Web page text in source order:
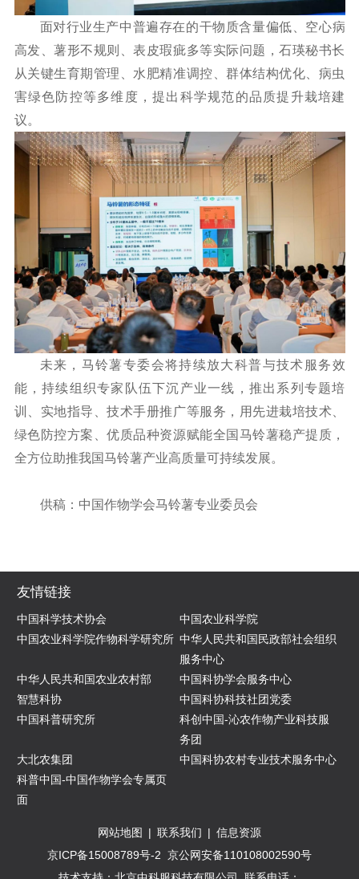
面对行业生产中普遍存在的干物质含量偏低、空心病
高发、薯形不规则、表皮瑕疵多等实际问题，石瑛秘书长
从关键生育期管理、水肥精准调控、群体结构优化、病虫
害绿色防控等多维度，提出科学规范的品质提升栽培建
议。
未来，马铃薯专委会将持续放大科普与技术服务效
能，持续组织专家队伍下沉产业一线，推出系列专题培
训、实地指导、技术手册推广等服务，用先进栽培技术、
绿色防控方案、优质品种资源赋能全国马铃薯稳产提质，
全方位助推我国马铃薯产业高质量可持续发展。
供稿：中国作物学会马铃薯专业委员会
友情链接
中国科学技术协会
中国农业科学院
中国农业科学院作物科学研究所 中华人民共和国民政部社会组织
服务中心
中华人民共和国农业农村部
中国科协学会服务中心
智慧科协
中国科协科技社团党委
中国科普研究所
科创中国-沁农作物产业科技服
务团
大北农集团
中国科协农村专业技术服务中心
科普中国-中国作物学会专属页
面
网站地图 | 联系我们 | 信息资源
京ICP备15008789号-2 京公网安备110108002590号